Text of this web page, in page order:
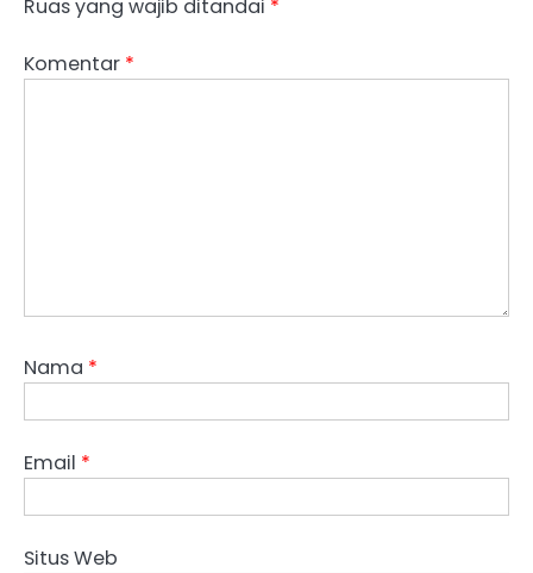
Ruas yang wajib ditandai *
Komentar *
Nama *
Email *
Situs Web